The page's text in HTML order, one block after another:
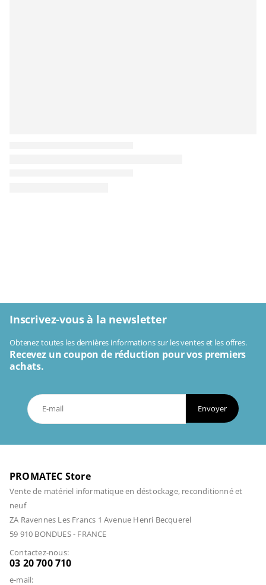
Inscrivez-vous à la newsletter
Obtenez toutes les dernières informations sur les ventes et les offres.
Recevez un coupon de réduction pour vos premiers
achats.
Envoyer
PROMATEC Store
Vente de matériel informatique en déstockage, reconditionné et
neuf
ZA Ravennes Les Francs 1 Avenue Henri Becquerel
59 910 BONDUES - FRANCE
Contactez-nous:
03 20 700 710
e-mail: